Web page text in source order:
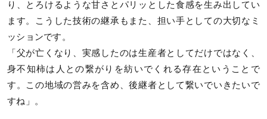
り、とろけるような甘さとパリッとした食感を生み出してい
ます。こうした技術の継承もまた、担い手としての大切なミ
ッションです。
「父が亡くなり、実感したのは生産者としてだけではなく、
身不知柿は人との繋がりを紡いでくれる存在ということで
す。この地域の営みを含め、後継者として繋いでいきたいで
すね」。